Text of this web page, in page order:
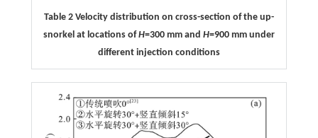
Table 2 Velocity distribution on cross-section of the up-
snorkel at locations ofH=300 mm and H=900 mm under
different injection conditions